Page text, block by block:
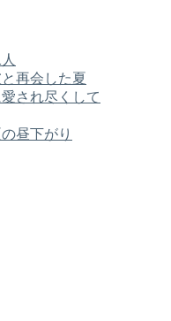
再会した夏
され尽くして
昼下がり